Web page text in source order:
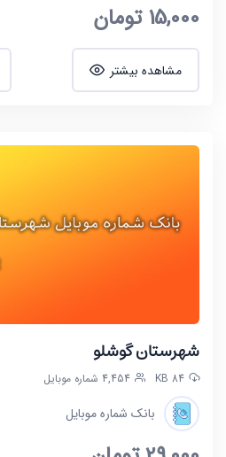
15,000تومان
مشاهده بیشتر
شهرستان گوشلو
84 KB 4,454 شماره موبایل
بانک شماره موبایل